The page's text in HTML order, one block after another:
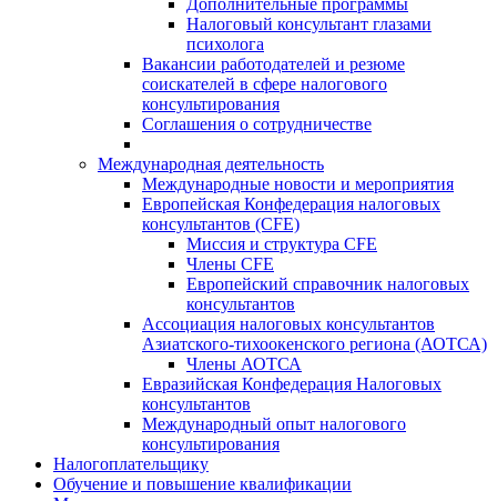
Дополнительные программы
Налоговый консультант глазами
психолога
Вакансии работодателей и резюме
соискателей в сфере налогового
консультирования
Соглашения о сотрудничестве
Международная деятельность
Международные новости и мероприятия
Европейская Конфедерация налоговых
консультантов (CFE)
Миссия и структура CFE
Члены CFE
Европейский справочник налоговых
консультантов
Ассоциация налоговых консультантов
Азиатского-тихоокенского региона (АОТСА)
Члены АОТСА
Евразийская Конфедерация Налоговых
консультантов
Международный опыт налогового
консультирования
Налогоплательщику
Обучение и повышение квалификации